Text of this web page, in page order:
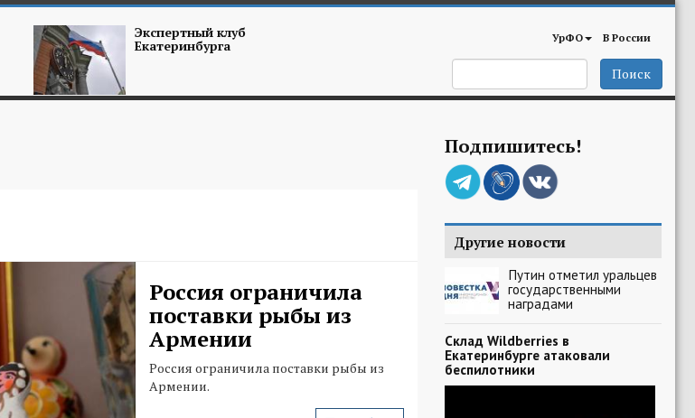
Экспертный клуб
Екатеринбурга УрФО В России
Поиск
Россия ограничила
поставки рыбы из
Армении
Россия ограничила поставки рыбы из
Армении.
Подпишитесь!
Другие новости
Путин отметил уральцев
государственными
наградами
Склад Wildberries в
Екатеринбурге атаковали
беспилотники